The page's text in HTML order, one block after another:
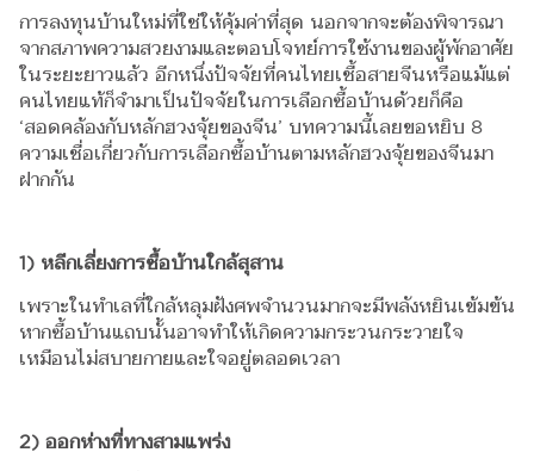
การลงทุนบ้านใหม่ที่ใช่ให้คุ้มค่าที่สุด นอกจากจะต้องพิจารณา
จากสภาพความสวยงามและตอบโจทย์การใช้งานของผู้พักอาศัย
ในระยะยาวแล้ว อีกหนึ่งปัจจัยที่คนไทยเชื้อสายจีนหรือแม้แต่
คนไทยแท้ก็จำมาเป็นปัจจัยในการเลือกซื้อบ้านด้วยก็คือ
‘สอดคล้องกับหลักฮวงจุ้ยของจีน’ บทความนี้เลยขอหยิบ 8
ความเชื่อเกี่ยวกับการเลือกซื้อบ้านตามหลักฮวงจุ้ยของจีนมา
ฝากกัน
1) หลีกเลี่ยงการซื้อบ้านใกล้สุสาน
เพราะในทำเลที่ใกล้หลุมฝังศพจำนวนมากจะมีพลังหยินเข้มข้น
หากซื้อบ้านแถบนั้นอาจทำให้เกิดความกระวนกระวายใจ
เหมือนไม่สบายกายและใจอยู่ตลอดเวลา
2) ออกห่างที่ทางสามแพร่ง